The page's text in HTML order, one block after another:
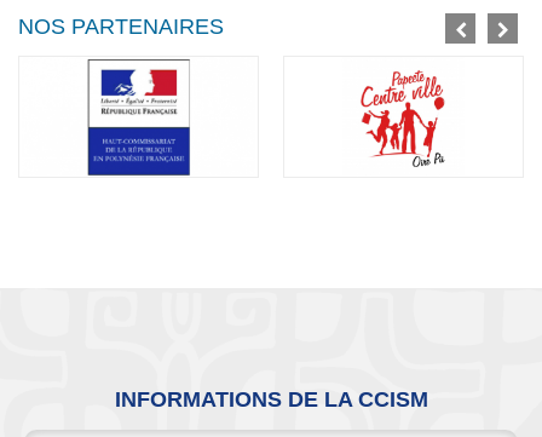
NOS PARTENAIRES
INFORMATIONS DE LA CCISM